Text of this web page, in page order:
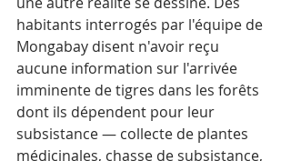
habitants interrogés par l'équipe de
Mongabay disent n'avoir reçu
aucune information sur l'arrivée
imminente de tigres dans les forêts
dont ils dépendent pour leur
subsistance — collecte de plantes
médicinales, chasse de subsistance,